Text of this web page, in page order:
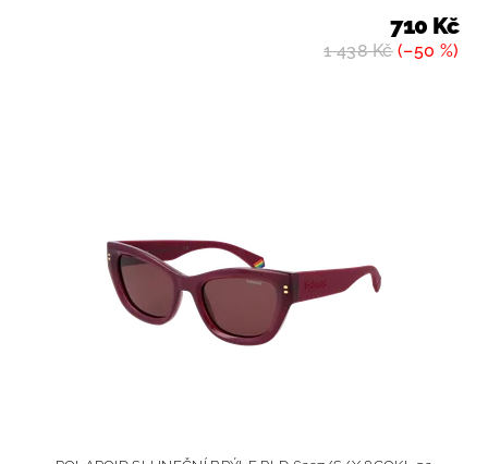
1 438 Kč(–50 %)
710 Kč